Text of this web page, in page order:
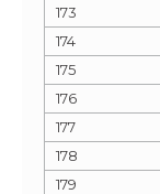
173
174
175
176
177
178
179